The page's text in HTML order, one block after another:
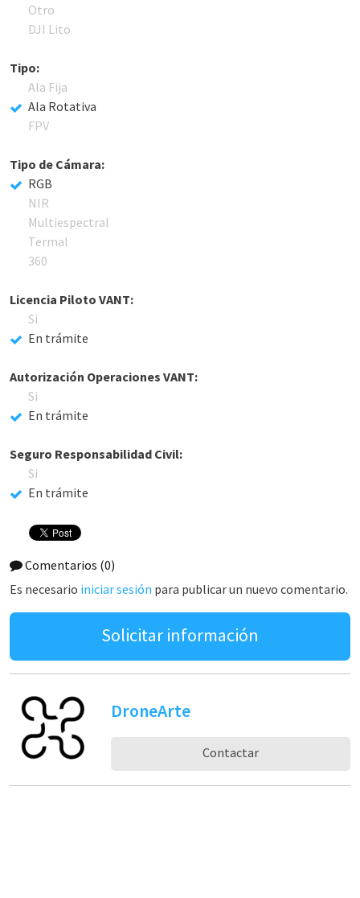
Otro
DJI Lito
Tipo:
Ala Fija
Ala Rotativa
FPV
Tipo de Cámara:
RGB
NIR
Multiespectral
Termal
360
Licencia Piloto VANT:
Si
En trámite
Autorización Operaciones VANT:
Si
En trámite
Seguro Responsabilidad Civil:
Si
En trámite
Comentarios (0)
Es necesario iniciar sesión para publicar un nuevo comentario.
Solicitar información
DroneArte
Contactar